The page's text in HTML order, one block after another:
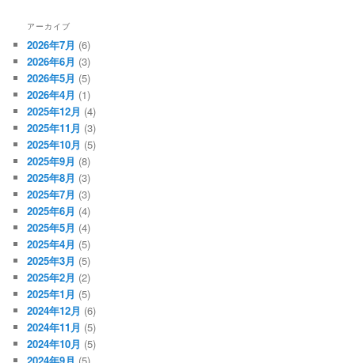
アーカイブ
2026年7月 (6)
2026年6月 (3)
2026年5月 (5)
2026年4月 (1)
2025年12月 (4)
2025年11月 (3)
2025年10月 (5)
2025年9月 (8)
2025年8月 (3)
2025年7月 (3)
2025年6月 (4)
2025年5月 (4)
2025年4月 (5)
2025年3月 (5)
2025年2月 (2)
2025年1月 (5)
2024年12月 (6)
2024年11月 (5)
2024年10月 (5)